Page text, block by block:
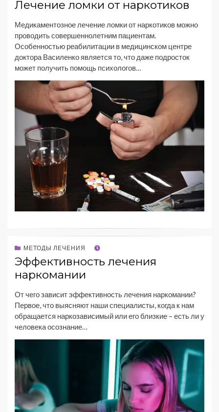
Лечение ломки от наркотиков
Медикаментозное лечение ломки от наркотиков можно
проводить совершеннолетним пациентам.
Особенностью реабилитации в медицинском центре
доктора Василенко является то, что даже подросток
может получить помощь психологов…
МЕТОДЫ ЛЕЧЕНИЯ
Эффективность лечения
наркомании
От чего зависит эффективность лечения наркомании?
Первое, что выясняют наши специалисты, когда к нам
обращается наркозависимый или его близкие – есть ли у
человека осознание…